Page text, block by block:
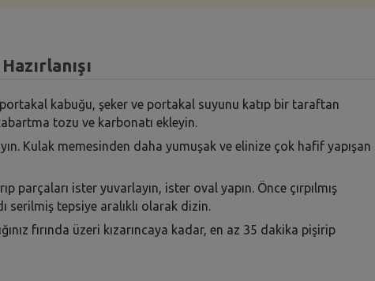
kabuğu, şeker ve portakal suyunu katıp bir taraftan
tozu ve karbonatı ekleyin.
Kulak memesinden daha yumuşak ve elinize çok hafif yapışan
parçaları ister yuvarlayın, ister oval yapın. Önce çırpılmış
serilmiş tepsiye aralıklı olarak dizin.
fırında üzeri kızarıncaya kadar, en az 35 dakika pişirip